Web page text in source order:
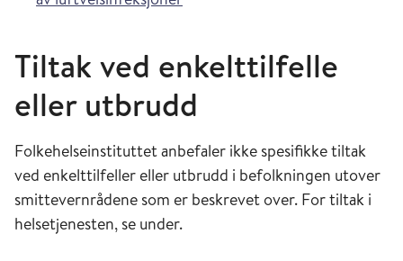
Tiltak ved enkelttilfelle
eller utbrudd
Folkehelseinstituttet anbefaler ikke spesifikke tiltak
ved enkelttilfeller eller utbrudd i befolkningen utover
smittevernrådene som er beskrevet over. For tiltak i
helsetjenesten, se under.